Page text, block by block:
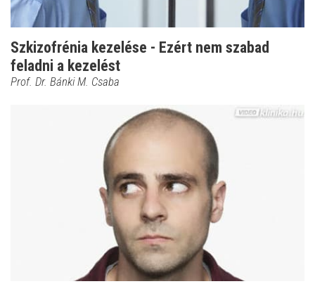
Szkizofrénia kezelése - Ezért nem szabad
feladni a kezelést
Prof. Dr. Bánki M. Csaba